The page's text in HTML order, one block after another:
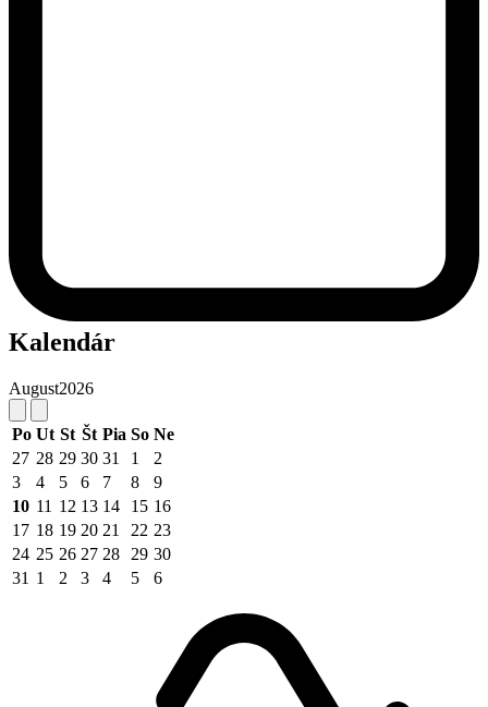
Kalendár
August2026
Po Ut St Št Pia So Ne
27 28 29 30 31 1
2
3
4 5 6 7 8
9
10 11 12 13 14 15 16
17 18 19 20 21 22 23
24 25 26 27 28 29 30
31 1 2 3 4 5 6